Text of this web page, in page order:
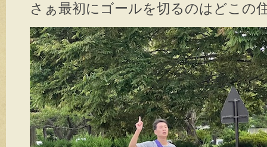
さぁ最初にゴールを切るのはどこの